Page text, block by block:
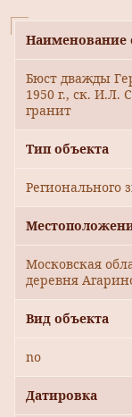
Наименование
Бюст дважды
1950 г., ск. И.Л.
гранит
Тип объекта
Регионального
Московская
деревня
Вид объекта
no
Датировка